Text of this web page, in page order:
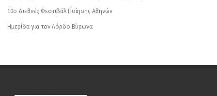
10o Διεθνές Φεστιβάλ Ποίησης Αθηνών
Ημερίδα για τον Λόρδο Βύρωνα